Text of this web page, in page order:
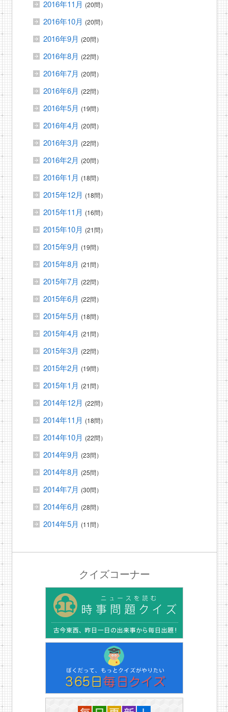
2016年11月 (20問）
2016年10月 (20問）
2016年9月 (20問）
2016年8月 (22問）
2016年7月 (20問）
2016年6月 (22問）
2016年5月 (19問）
2016年4月 (20問）
2016年3月 (22問）
2016年2月 (20問）
2016年1月 (18問）
2015年12月 (18問）
2015年11月 (16問）
2015年10月 (21問）
2015年9月 (19問）
2015年8月 (21問）
2015年7月 (22問）
2015年6月 (22問）
2015年5月 (18問）
2015年4月 (21問）
2015年3月 (22問）
2015年2月 (19問）
2015年1月 (21問）
2014年12月 (22問）
2014年11月 (18問）
2014年10月 (22問）
2014年9月 (23問）
2014年8月 (25問）
2014年7月 (30問）
2014年6月 (28問）
2014年5月 (11問）
クイズコーナー